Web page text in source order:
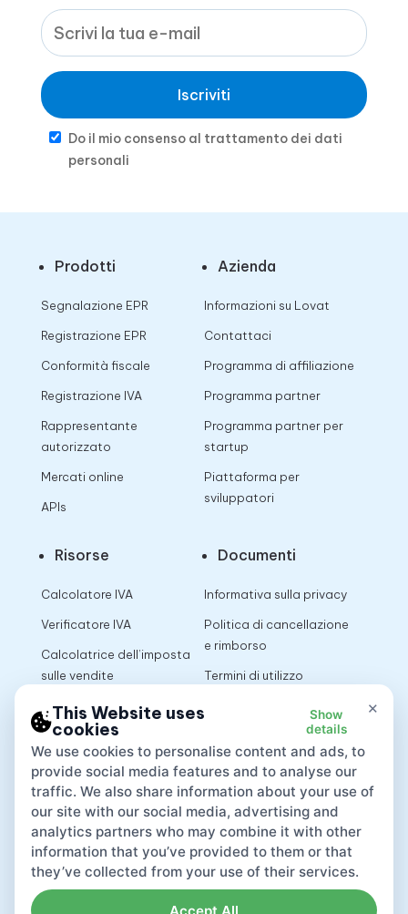
Iscriviti
Do il mio consenso al trattamento dei dati
personali
Prodotti
Segnalazione EPR
Registrazione EPR
Conformità fiscale
Registrazione IVA
Rappresentante
autorizzato
Mercati online
APIs
Azienda
Informazioni su Lovat
Contattaci
Programma di affiliazione
Programma partner
Programma partner per
startup
Piattaforma per
sviluppatori
Risorse
Calcolatore IVA
Verificatore IVA
Calcolatrice dell’imposta
sulle vendite
Documenti
Informativa sulla privacy
Politica di cancellazione
e rimborso
Termini di utilizzo
×
This Website uses
cookies
Show
details
We use cookies to personalise content and ads, to
provide social media features and to analyse our
traffic. We also share information about your use of
our site with our social media, advertising and
analytics partners who may combine it with other
information that you’ve provided to them or that
they’ve collected from your use of their services.
Accept All